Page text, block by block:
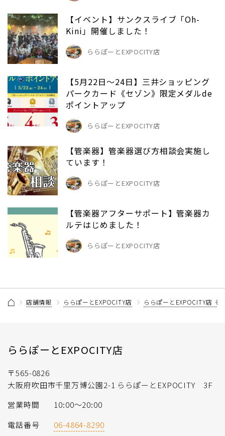
【イベント】サンクスライブ「Oh-
Kini」開催しました！
ららぽーとEXPOCITY店
【5月22日～24日】三井ショッピング
パークカード《セゾン》限定メダルde
ポイントアップ
ららぽーとEXPOCITY店
【管楽器】管楽器選び方相談会実施し
ています！
ららぽーとEXPOCITY店
【管楽器アフターサポート】管楽器カ
ルテはじめました！
ららぽーとEXPOCITY店
店舗情報 ららぽーとEXPOCITY店 ららぽーとEXPOCITY店 そ
ららぽーとEXPOCITY店
〒565-0826
大阪府吹田市千里万博公園2-1 ららぽーとEXPOCITY 3F
営業時間
10:00〜20:00
電話番号
06-4864-8290